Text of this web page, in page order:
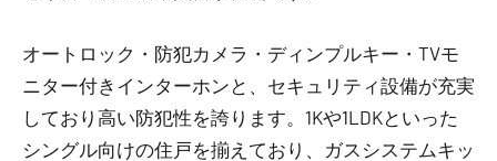
オートロック・防犯カメラ・ディンプルキー・TVモ
ニター付きインターホンと、セキュリティ設備が充実
しており高い防犯性を誇ります。1Kや1LDKといった
シングル向けの住戸を揃えており、ガスシステムキッ